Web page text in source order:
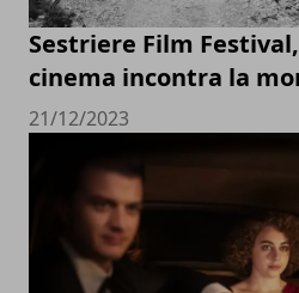
Sestriere Film
cinema incontra la
21/12/2023